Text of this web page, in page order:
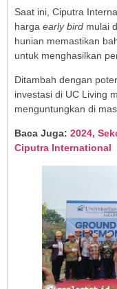
Saat ini, Ciputra
harga early bird mulai
hunian memastikan
untuk menghasilkan
Ditambah dengan
investasi di UC Living
menguntungkan di
Baca Juga: 2024,
Ciputra International